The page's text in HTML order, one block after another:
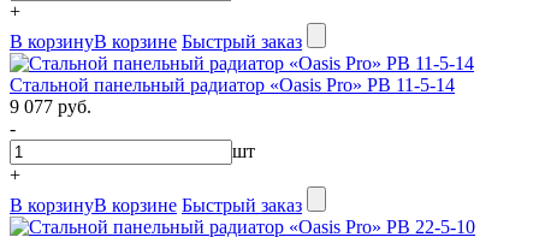
+
В корзинуВ корзине Быстрый заказ
Стальной панельный радиатор «Oasis Pro» PB 11-5-14
9 077 руб.
-
шт
+
В корзинуВ корзине Быстрый заказ